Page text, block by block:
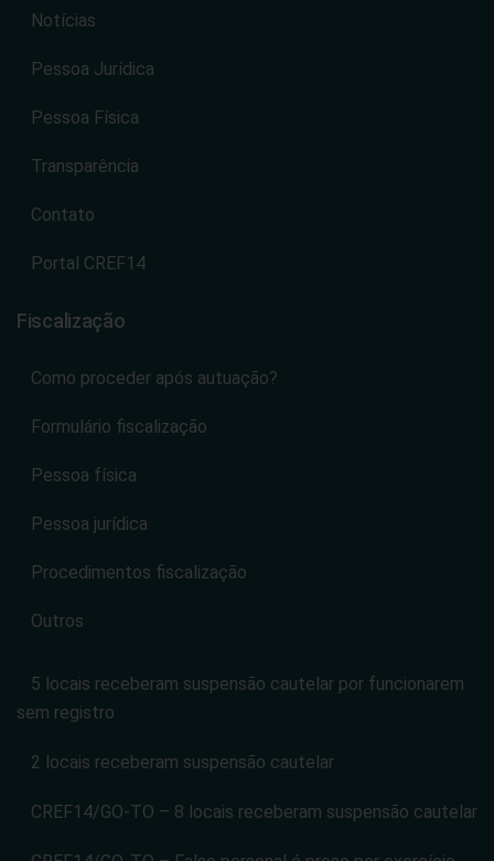
Notícias
Pessoa Jurídica
Pessoa Física
Transparência
Contato
Portal CREF14
Fiscalização
Como proceder após autuação?
Formulário fiscalização
Pessoa física
Pessoa jurídica
Procedimentos fiscalização
Outros
5 locais receberam suspensão cautelar por funcionarem
sem registro
2 locais receberam suspensão cautelar
CREF14/GO-TO – 8 locais receberam suspensão cautelar